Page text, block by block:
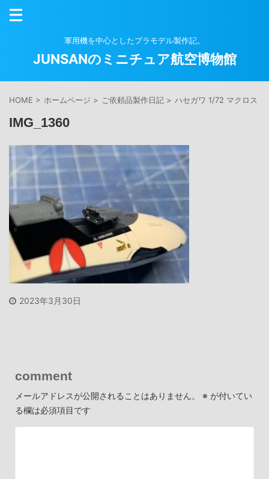
軍用機を中心としたプラモデル製作記。
JUNSANのミニチュア航空博物館
HOME > ホームページ > ご依頼品製作日記 > ハセガワ 1/72 マクロス
IMG_1360
2023年3月30日
comment
メールアドレスが公開されることはありません。 ※ が付いてい
る欄は必須項目です